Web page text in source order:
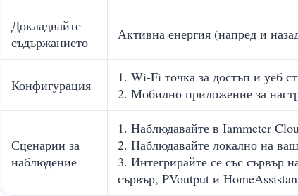
Докладвайте
съдържанието
Активна енергия (напред и
Конфигурация
1. Wi-Fi точка за достъп и уеб
2. Мобилно приложение за
Сценарии за
наблюдение
1. Наблюдавайте в Iammeter
2. Наблюдавайте локално на
3. Интегрирайте се със сървър
сървър, PVoutput и